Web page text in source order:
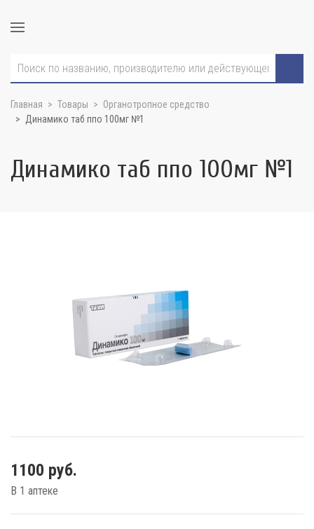
Главная Товары
Органотропное средство
Динамико таб ппо 100мг №1
Динамико таб ппо 100мг №1
1100 руб.
В 1 аптеке